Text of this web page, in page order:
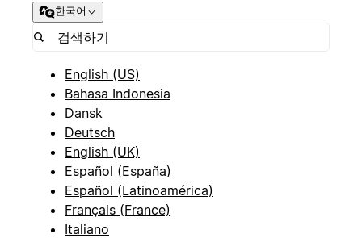
한국어
English (US)
Bahasa Indonesia
Dansk
Deutsch
English (UK)
Español (España)
Español (Latinoamérica)
Français (France)
Italiano